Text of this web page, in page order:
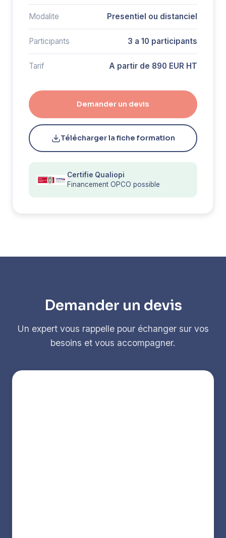
Modalite Presentiel ou distanciel
Participants 3 a 10 participants
Tarif A partir de 890 EUR HT
Demander un devis
Télécharger la fiche formation
Certifie Qualiopi
Financement OPCO possible
Demander un devis
Un expert vous rappelle pour échanger sur vos
besoins et vous accompagner.